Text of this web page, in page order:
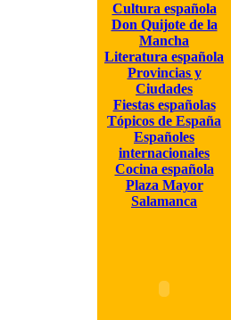
Cultura española
Don Quijote de la
Mancha
Literatura española
Provincias y
Ciudades
Fiestas españolas
Tópicos de España
Españoles
internacionales
Cocina española
Plaza Mayor
Salamanca